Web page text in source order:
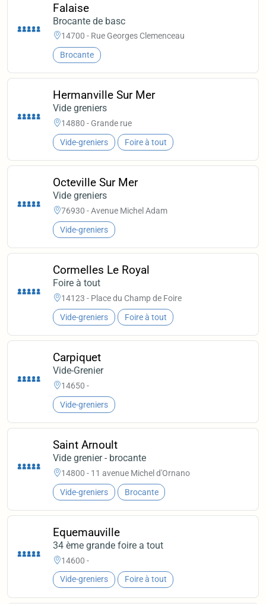
Falaise
Brocante de basc
14700 - Rue Georges Clemenceau
Brocante
Hermanville Sur Mer
Vide greniers
14880 - Grande rue
Vide-greniers Foire à tout
Octeville Sur Mer
Vide greniers
76930 - Avenue Michel Adam
Vide-greniers
Cormelles Le Royal
Foire à tout
14123 - Place du Champ de Foire
Vide-greniers Foire à tout
Carpiquet
Vide-Grenier
14650 -
Vide-greniers
Saint Arnoult
Vide grenier - brocante
14800 - 11 avenue Michel d'Ornano
Vide-greniers Brocante
Equemauville
34 ème grande foire a tout
14600 -
Vide-greniers Foire à tout